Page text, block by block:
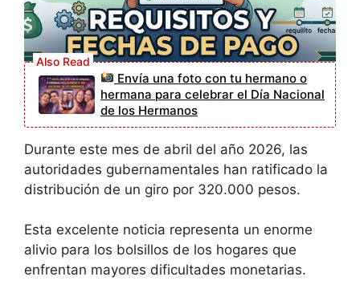
Envía una foto con tu hermano o
hermana para celebrar el Día Nacional
de los Hermanos
Durante este mes de abril del año 2026, las
autoridades gubernamentales han ratificado la
distribución de un giro por 320.000 pesos.
Esta excelente noticia representa un enorme
alivio para los bolsillos de los hogares que
enfrentan mayores dificultades monetarias.